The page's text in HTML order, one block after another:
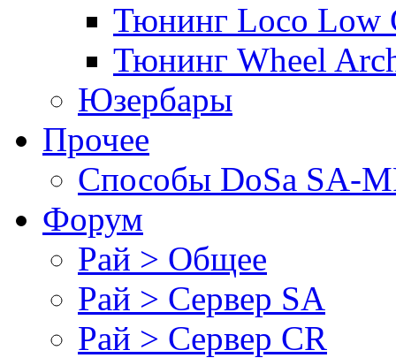
Тюнинг Loco Low
Тюнинг Wheel
Юзербары
Прочее
Cпособы DoSа SA-
Форум
Рай > Общее
Рай > Сервер SA
Рай > Сервер CR